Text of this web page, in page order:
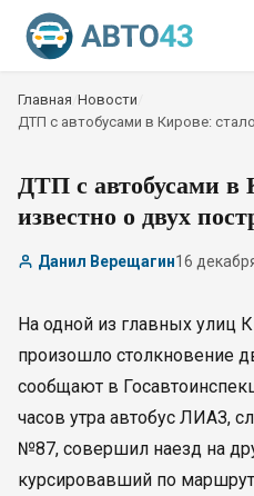
Главная Новости
ДТП с автобусами в Кирове:
ДТП с автобусами в
известно о двух
Данил Верещагин16
На одной из главных улиц
произошло столкновение
сообщают в
часов утра автобус ЛИАЗ,
№87, совершил наезд на
курсировавший по